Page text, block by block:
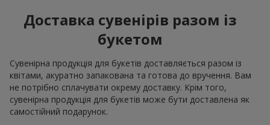
Доставка сувенірів разом із
букетом
Сувенірна продукція для букетів доставляється разом із
квітами, акуратно запакована та готова до вручення. Вам
не потрібно сплачувати окрему доставку. Крім того,
сувенірна продукція для букетів може бути доставлена як
самостійний подарунок.